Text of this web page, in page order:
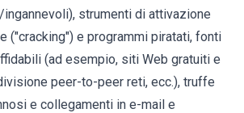
strumenti di attivazione
("cracking") e programmi piratati, fonti
(ad esempio, siti Web gratuiti e
peer-to-peer reti, ecc.), truffe
e collegamenti in e-mail e